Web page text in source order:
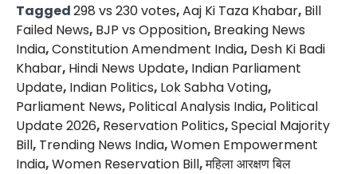
Tagged298 vs 230 votes,Aaj Ki Taza Khabar, Bill
Failed News, BJP vs Opposition, Breaking News
India,Constitution Amendment India, Desh Ki Badi
Khabar, Hindi News Update, Indian Parliament
Update, Indian Politics, Lok Sabha Voting,
Parliament News, Political Analysis India, Political
Update 2026, Reservation Politics,Special Majority
Bill, Trending News India,Women Empowerment
India,Women Reservation Bill,महिला आरक्षण बिल